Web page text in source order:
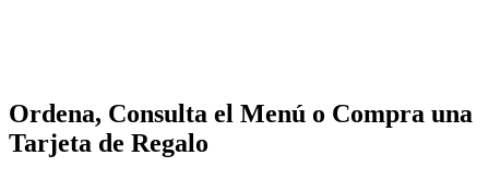
Ordena, Consulta el Menú o Compra una
Tarjeta de Regalo